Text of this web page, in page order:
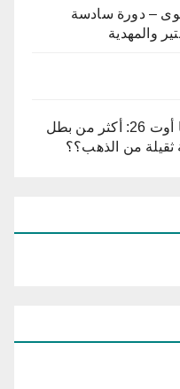
– دورة سادسة
والمهدية
الألعاب المتوسطية تارنتو إيطاليا أوت 26: أكثر من بطل
ثقيلة من الذهب؟؟